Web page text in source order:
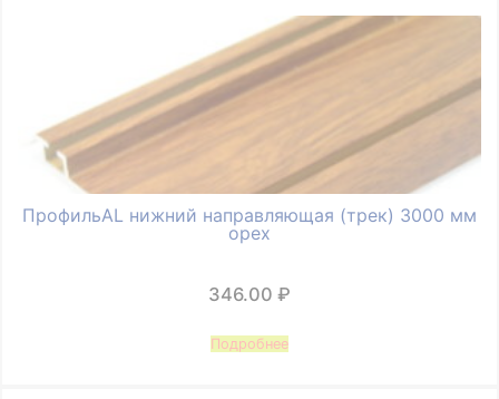
ПрофильAL нижний направляющая (трек) 3000 мм
орех
346.00 ₽
Подробнее